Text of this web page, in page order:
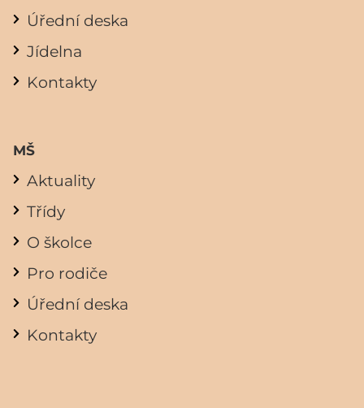
Úřední deska
Jídelna
Kontakty
MŠ
Aktuality
Třídy
O školce
Pro rodiče
Úřední deska
Kontakty